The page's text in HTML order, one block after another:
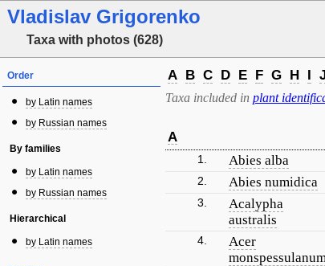
Vladislav Grigorenko
Taxa with photos (628)
Order
by Latin names
by Russian names
By families
by Latin names
by Russian names
Hierarchical
by Latin names
A B C D E F G H I
Taxa included in plant
A
1. Abies alba
2.
Abies numidica
3.
Acalypha
australis
4.
Acer